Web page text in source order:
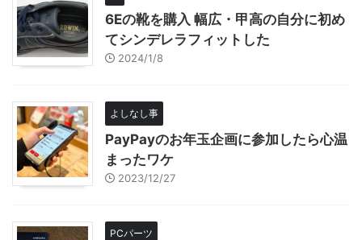
6Eの靴を購入 幅広・甲高の自分に初め
てシンデレラフィットした
2024/1/8
よしなし事
PayPayのお年玉企画に参加したら心温
まったワケ
2023/12/27
PCパーツ